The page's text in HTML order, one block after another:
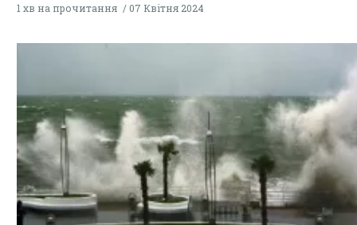
1 хв на прочитання 07 Квітня 2024